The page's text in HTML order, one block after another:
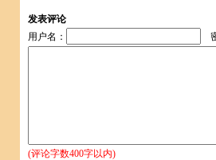
发表评论
用户名：
(评论字数400字以内)